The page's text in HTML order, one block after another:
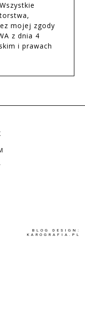
mojej zgody
z dnia 4
i prawach
BLOG DESIGN:
KAROGRAFIA.PL